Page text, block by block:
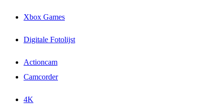
Xbox Games
Digitale Fotolijst
Actioncam
Camcorder
4K